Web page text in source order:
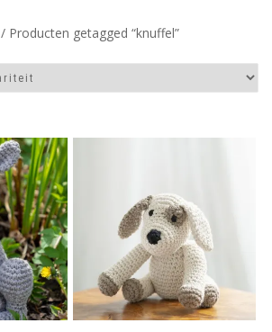
/ Producten getagged “knuffel”